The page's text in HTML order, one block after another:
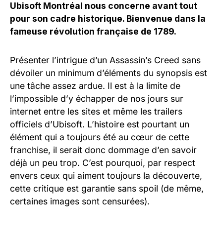
Ubisoft Montréal nous concerne avant tout
pour son cadre historique. Bienvenue dans la
fameuse révolution française de 1789.
Présenter l’intrigue d’un Assassin’s Creed sans
dévoiler un minimum d’éléments du synopsis est
une tâche assez ardue. Il est à la limite de
l’impossible d’y échapper de nos jours sur
internet entre les sites et même les trailers
officiels d’Ubisoft. L’histoire est pourtant un
élément qui a toujours été au cœur de cette
franchise, il serait donc dommage d’en savoir
déjà un peu trop. C’est pourquoi, par respect
envers ceux qui aiment toujours la découverte,
cette critique est garantie sans spoil (de même,
certaines images sont censurées).